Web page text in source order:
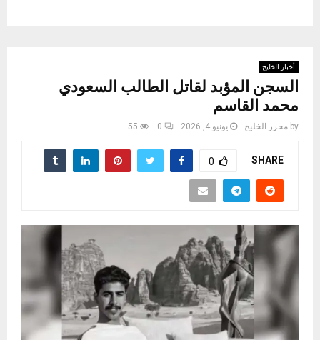
أخبار الخليج
السجن المؤبد لقاتل الطالب السعودي
محمد القاسم
by محرر الخليج يونيو 4, 2026 0
55
SHARE
0